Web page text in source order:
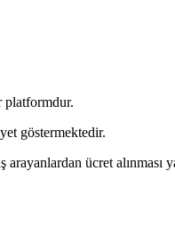
platformdur.
göstermektedir.
arayanlardan ücret alınması